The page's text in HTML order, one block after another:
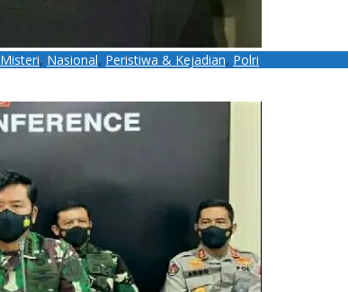
Misteri, Nasional, Peristiwa & Kejadian, Polri